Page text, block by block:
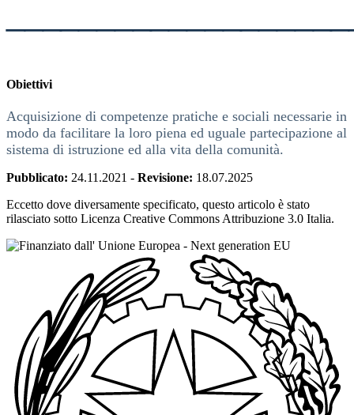
Obiettivi
Acquisizione di competenze pratiche e sociali necessarie in
modo da facilitare la loro piena ed uguale partecipazione al
sistema di istruzione ed alla vita della comunità.
Pubblicato: 24.11.2021 - Revisione: 18.07.2025
Eccetto dove diversamente specificato, questo articolo è stato
rilasciato sotto Licenza Creative Commons Attribuzione 3.0 Italia.